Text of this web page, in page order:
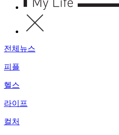
전체뉴스
피플
헬스
라이프
컬처